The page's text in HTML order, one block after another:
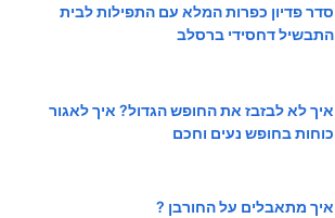
סדר פדיון כפרות המלא עם התפילות לבית
התבשיל דחסידי ברסלב
איך לא לבזבז את החופש הגדול? איך לאגור
כוחות בחופש נעים וחכם
איך מתאבלים על החורבן ?